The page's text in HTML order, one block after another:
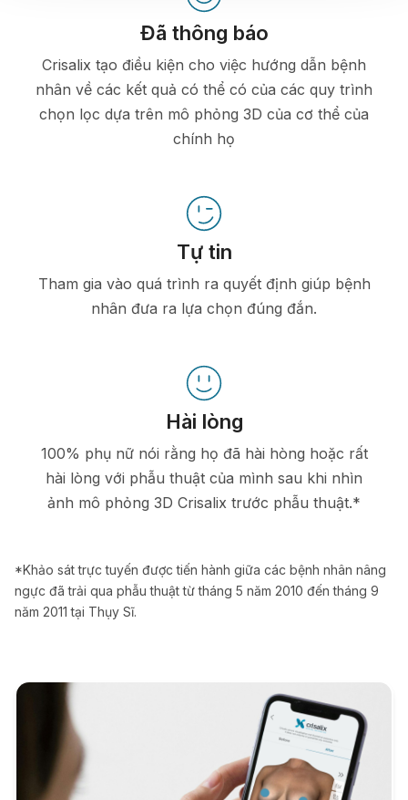
Đã thông báo
Crisalix tạo điều kiện cho việc hướng dẫn bệnh
nhân về các kết quả có thể có của các quy trình
chọn lọc dựa trên mô phỏng 3D của cơ thể của
chính họ
Tự tin
Tham gia vào quá trình ra quyết định giúp bệnh
nhân đưa ra lựa chọn đúng đắn.
Hài lòng
100% phụ nữ nói rằng họ đã hài hòng hoặc rất
hài lòng với phẫu thuật của mình sau khi nhìn
ảnh mô phỏng 3D Crisalix trước phẫu thuật.*
*Khảo sát trực tuyến được tiến hành giữa các bệnh nhân nâng
ngực đã trải qua phẫu thuật từ tháng 5 năm 2010 đến tháng 9
năm 2011 tại Thụy Sĩ.